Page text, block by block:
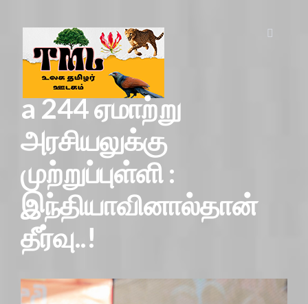
a 244 ஏமாற்று
அரசியலுக்கு
முற்றுப்புள்ளி :
இந்தியாவினால்தான்
தீர்வு..!